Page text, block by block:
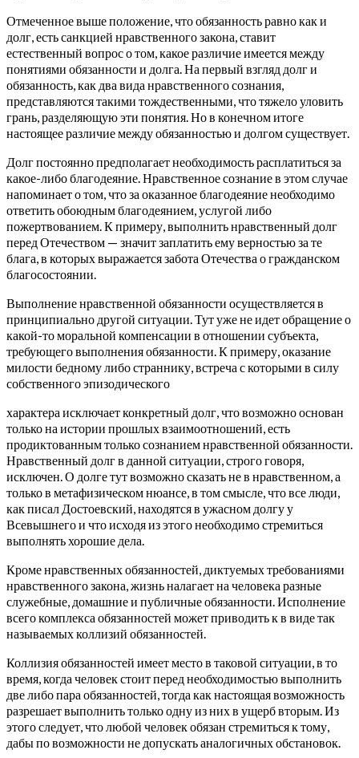
Отмеченное выше положение, что обязанность равно как и
долг, есть санкцией нравственного закона, ставит
естественный вопрос о том, какое различие имеется между
понятиями обязанности и долга. На первый взгляд долг и
обязанность, как два вида нравственного сознания,
представляются такими тождественными, что тяжело уловить
грань, разделяющую эти понятия.Но в конечном итоге
настоящее различие между обязанностью и долгом существует.
Долг постоянно предполагает необходимость расплатиться за
какое-либо благодеяние. Нравственное сознание в этом случае
напоминает о том, что за оказанное благодеяние необходимо
ответить обоюдным благодеянием, услугой либо
пожертвованием. К примеру, выполнить нравственный долг
перед Отечеством — значит заплатить ему верностью за те
блага, в которых выражается забота Отечества о гражданском
благосостоянии.
Выполнение нравственной обязанности осуществляется в
принципиально другой ситуации. Тут уже не идет обращение о
какой-то моральной компенсации в отношении субъекта,
требующего выполнения обязанности. К примеру, оказание
милости бедному либо страннику, встреча с которыми в силу
собственного эпизодического
характера исключает конкретный долг, что возможно основан
только на истории прошлых взаимоотношений, есть
продиктованным только сознанием нравственной обязанности.
Нравственный долг в данной ситуации, строго говоря,
исключен. О долге тут возможно сказать не в нравственном, а
только в метафизическом нюансе, в том смысле, что все люди,
как писал Достоевский, находятся в ужасном долгу у
Всевышнего и что исходя из этого необходимо стремиться
выполнять хорошие дела.
Кроме нравственных обязанностей, диктуемых требованиями
нравственного закона, жизнь налагает на человека разные
служебные, домашние и публичные обязанности. Исполнение
всего комплекса обязанностей может приводить к в виде так
называемых коллизий обязанностей.
Коллизия обязанностей имеет место в таковой ситуации, в то
время, когда человек стоит перед необходимостью выполнить
две либо пара обязанностей, тогда как настоящая возможность
разрешает выполнить только одну из них в ущерб вторым. Из
этого следует, что любой человек обязан стремиться к тому,
дабы по возможности не допускать аналогичных обстановок.